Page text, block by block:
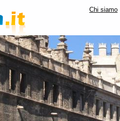
Chi siamo